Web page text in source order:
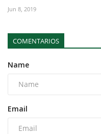
Jun 8, 2019
COMENTARIOS
Name
Email